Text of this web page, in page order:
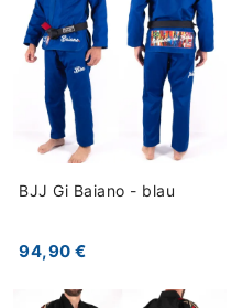
BJJ Gi Baiano - blau
94,90 €